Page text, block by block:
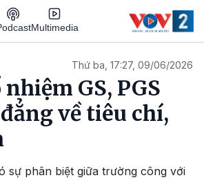
Multimedia
Thứ ba, 17:27, 09/06/2026
GS, PGS
về tiêu chí,
sự phân biệt giữa trường công với